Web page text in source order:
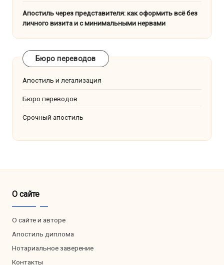
Апостиль через представителя: как оформить всё без
личного визита и с минимальными нервами
Бюро переводов
Апостиль и легализация
Бюро переводов
Срочный апостиль
О сайте
О сайте и авторе
Апостиль диплома
Нотариальное заверение
Контакты